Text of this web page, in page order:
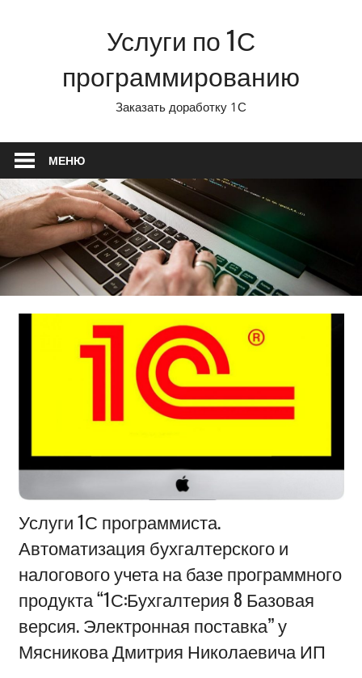
Услуги по 1С
программированию
Заказать доработку 1С
МЕНЮ
Информация
Услуги 1С программиста.
Автоматизация бухгалтерского и
налогового учета на базе программного
продукта “1С:Бухгалтерия 8 Базовая
версия. Электронная поставка” у
Мясникова Дмитрия Николаевича ИП